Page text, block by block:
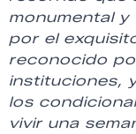
monumental
por el
reconocido
instituciones,
los
vivir una